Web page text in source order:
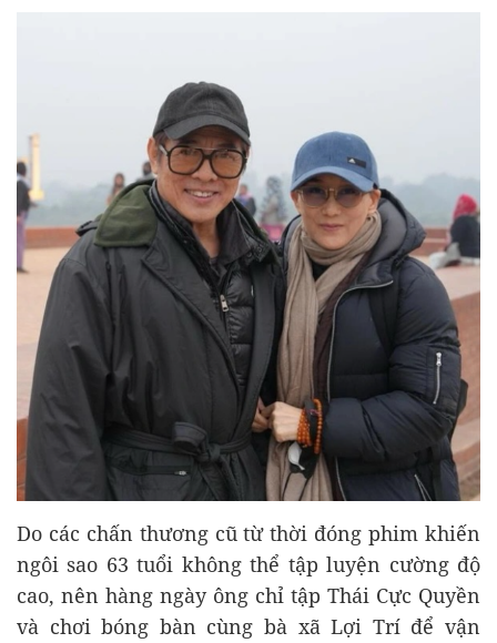
Do các chấn thương cũ từ thời đóng phim khiến
ngôi sao 63 tuổi không thể tập luyện cường độ
cao, nên hàng ngày ông chỉ tập Thái Cực Quyền
và chơi bóng bàn cùng bà xã Lợi Trí để vận